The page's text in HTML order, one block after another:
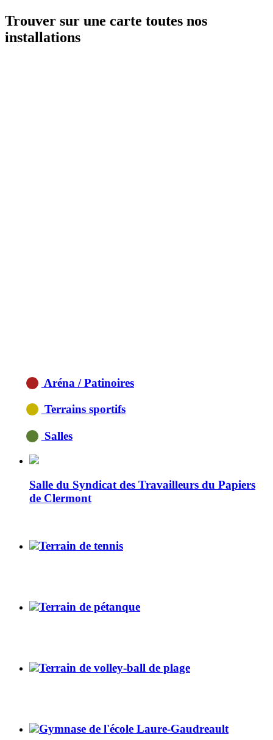
Trouver sur une carte toutes nos
installations
Aréna / Patinoires
Terrains sportifs
Salles
Salle du Syndicat des Travailleurs du Papiers
de Clermont
Terrain de tennis
Terrain de pétanque
Terrain de volley-ball de plage
Gymnase de l'école Laure-Gaudreault